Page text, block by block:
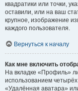
квадратики или точки,
оставили, или на ваш
крупное, изображение
каждого пользователя.
Вернуться к началу
Как мне включить
На вкладке «Профиль»
использованием
«Удалённая аватара»